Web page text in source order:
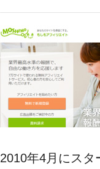
2010年4月にス